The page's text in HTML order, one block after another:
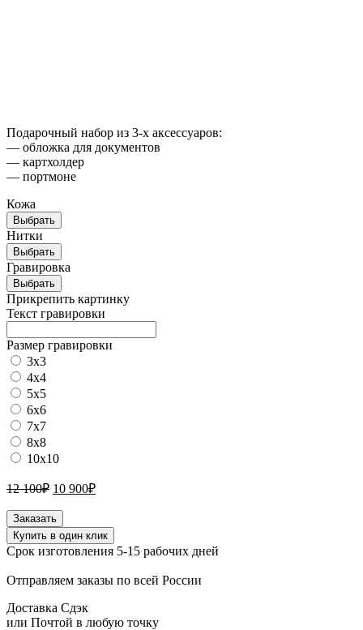
Подарочный набор из 3-х аксессуаров:
— обложка для документов
— картхолдер
— портмоне
Кожа
Выбрать
Нитки
Выбрать
Гравировка
Выбрать
Прикрепить картинку
Текст гравировки
Размер гравировки
3х3
4х4
5х5
6х6
7х7
8х8
10х10
12 100₽ Первоначальная
составляла
12
100₽.
10 900₽Текущая
900₽.
Количество
товара
Подарочный
набор:
обложка
для
документов,
картхолдер
Заказать
Купить в один клик
Срок изготовления 5-15 рабочих дней
Отправляем заказы по всей России
Доставка Сдэк
или Почтой в любую точку